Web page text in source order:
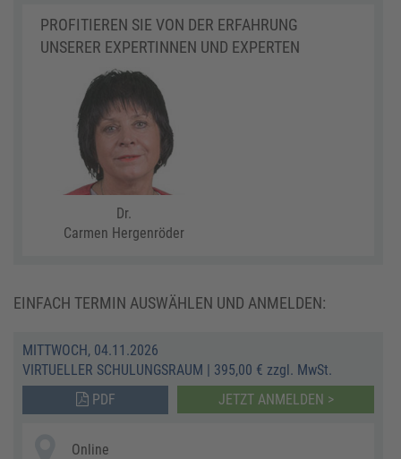
PROFITIEREN SIE VON DER ERFAHRUNG
UNSERER EXPERTINNEN UND EXPERTEN
Dr.
Carmen Hergenröder
EINFACH TERMIN AUSWÄHLEN UND ANMELDEN:
MITTWOCH, 04.11.2026
VIRTUELLER SCHULUNGSRAUM | 395,00 € zzgl. MwSt.
PDF
JETZT ANMELDEN >
Online